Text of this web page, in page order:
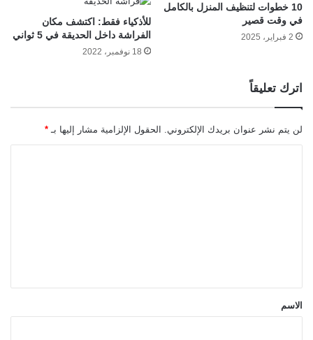
10 خطوات لتنظيف المنزل بالكامل
في وقت قصير
2 فبراير، 2025
للأذكياء فقط: اكتشف مكان
الفراشة داخل الحديقة في 5 ثواني
18 نوفمبر، 2022
اترك تعليقاً
لن يتم نشر عنوان بريدك الإلكتروني. الحقول الإلزامية مشار إليها بـ *
*الاسم